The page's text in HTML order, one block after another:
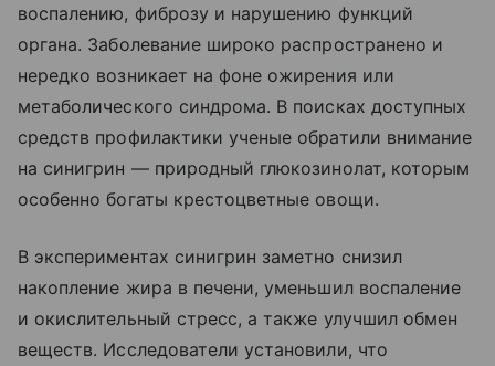
воспалению, фиброзу и нарушению функций
органа. Заболевание широко распространено и
нередко возникает на фоне ожирения или
метаболического синдрома. В поисках доступных
средств профилактики ученые обратили внимание
на синигрин — природный глюкозинолат, которым
особенно богаты крестоцветные овощи.
В экспериментах синигрин заметно снизил
накопление жира в печени, уменьшил воспаление
и окислительный стресс, а также улучшил обмен
веществ. Исследователи установили, что